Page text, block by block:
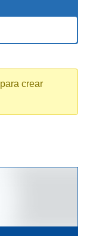
para crear